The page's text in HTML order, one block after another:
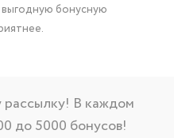
бонусную
В каждом
до 5000 бонусов!